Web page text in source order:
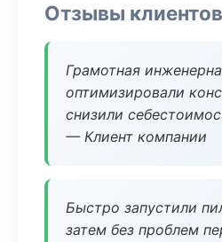
Отзывы клиентов
Грамотная
оптимизировали
снизили
— Клиент компании
Быстро запустили
затем без проблем